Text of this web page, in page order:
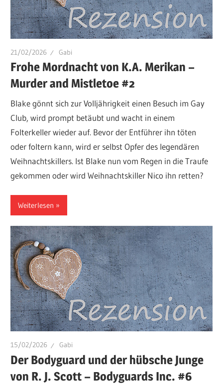
21/02/2026 Gabi
Frohe Mordnacht von K.A. Merikan –
Murder and Mistletoe #2
Blake gönnt sich zur Volljährigkeit einen Besuch im Gay
Club, wird prompt betäubt und wacht in einem
Folterkeller wieder auf. Bevor der Entführer ihn töten
oder foltern kann, wird er selbst Opfer des legendären
Weihnachtskillers. Ist Blake nun vom Regen in die Traufe
gekommen oder wird Weihnachtskiller Nico ihn retten?
Weiterlesen
15/02/2026 Gabi
Der Bodyguard und der hübsche Junge
von R. J. Scott – Bodyguards Inc. #6